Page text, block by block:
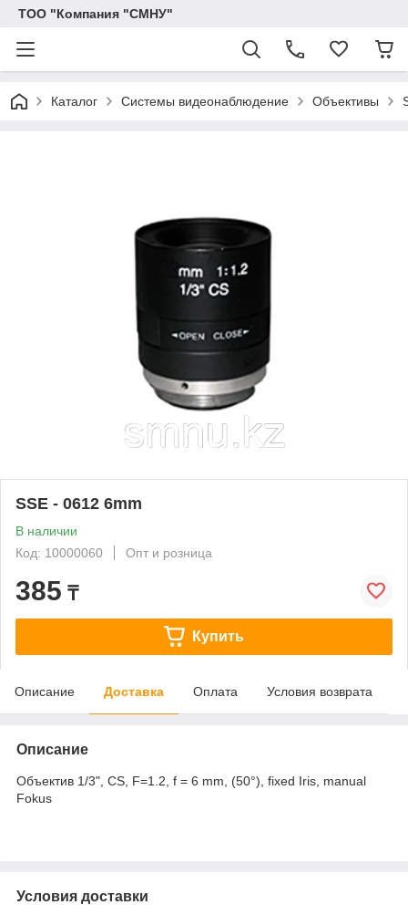
ТОО "Компания "СМНУ"
Каталог Системы видеонаблюдение Объективы
SSE - 0612 6mm
В наличии
Код: 10000060
Опт и розница
385 ₸
Купить
Описание Доставка Оплата Условия возврата
Описание
Объектив 1/3", CS, F=1.2, f = 6 mm, (50°), fixed Iris, manual
Fokus
Условия доставки